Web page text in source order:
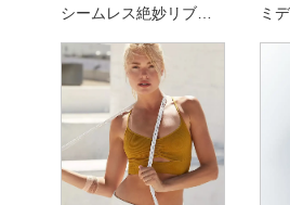
シームレス絶妙リブトップ